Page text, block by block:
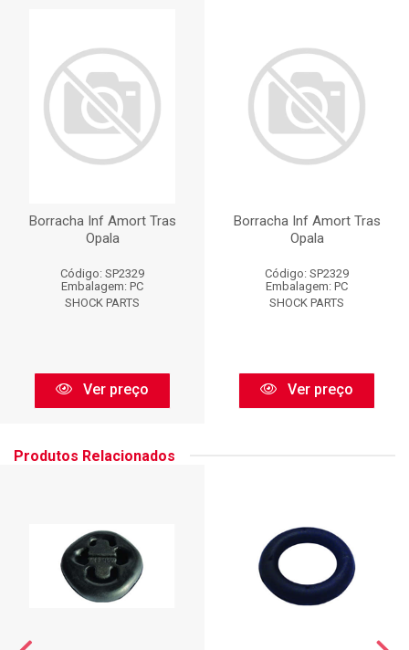
Borracha Inf Amort Tras
Opala
Código: SP2329
Embalagem: PC
SHOCK PARTS
Ver preço
Borracha Inf Amort Tras
Opala
Código: SP2329
Embalagem: PC
SHOCK PARTS
Ver preço
Produtos Relacionados